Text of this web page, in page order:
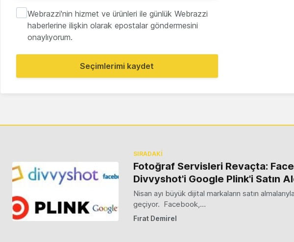
Webrazzi'nin hizmet ve ürünleri ile günlük Webrazzi
haberlerine ilişkin olarak epostalar göndermesini
onaylıyorum.
Seçimlerimi kaydet
SIRADAKİ
Fotoğraf Servisleri Revaçta:
Divvyshot'i Google Plink'i Satın
Nisan ayı büyük dijital markaların satın
geçiyor. Facebook,…
Fırat Demirel